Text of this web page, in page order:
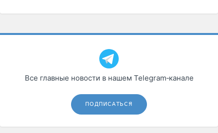
Все главные новости в нашем Telegram‑канале
ПОДПИСАТЬСЯ